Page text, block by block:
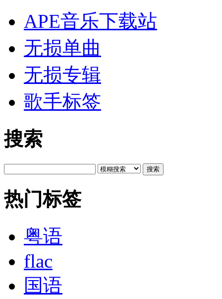
APE音乐下载站
无损单曲
无损专辑
歌手标签
搜索
搜索
热门标签
粤语
flac
国语